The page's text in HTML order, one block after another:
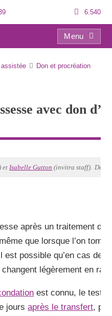
6.540
Menu
assistée
Don et procréation
avec don
etIsabelle Gutton (invitra staff).
après un traitement de
que lorsque l’on
est possible qu’en cas de
changent légèrement en
est connu, le test
joursaprès le transfert,